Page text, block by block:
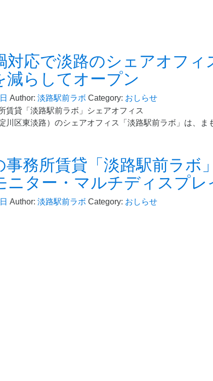
対応で淡路のシェアオフ
減らしてオープン
Author: 淡路駅前ラボ Category: おしらせ
川区東淡路）のシェアオフィス「淡路駅前ラボ」は、
事務所賃貸「淡路駅前ラ
ニター・マルチディスプ
Author: 淡路駅前ラボ Category: おしらせ